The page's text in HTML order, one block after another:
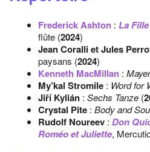
Frederick Ashton : La
flûte (2024)
Jean Coralli et Jules
paysans (2024)
Kenneth MacMillan :
My’kal Stromile : Word for
Jiří Kylián : Sechs Tanze (
Crystal Pite : Body and
Rudolf Noureev : Don
Roméo et Juliette,